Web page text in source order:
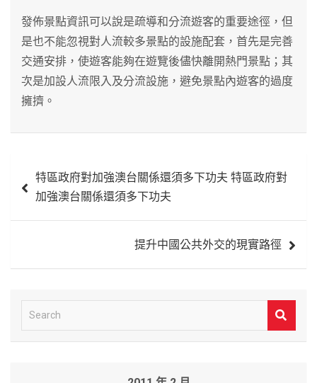
發佈景點資訊可以說是疏導和分流遊客的重要途徑，但
是也不能忽視對人流較多景點的設施配套，首先是完善
交通安排，使遊客能夠在遊覽後儘快離開熱門景點；其
次是加設人流限入及分流設施，避免景點內遊客的過度
擁擠。
章 特區政府對加強澳台關係還須多下功夫 特區政府對
加強澳台關係還須多下功夫
提升中國公共外交的現實路徑
e